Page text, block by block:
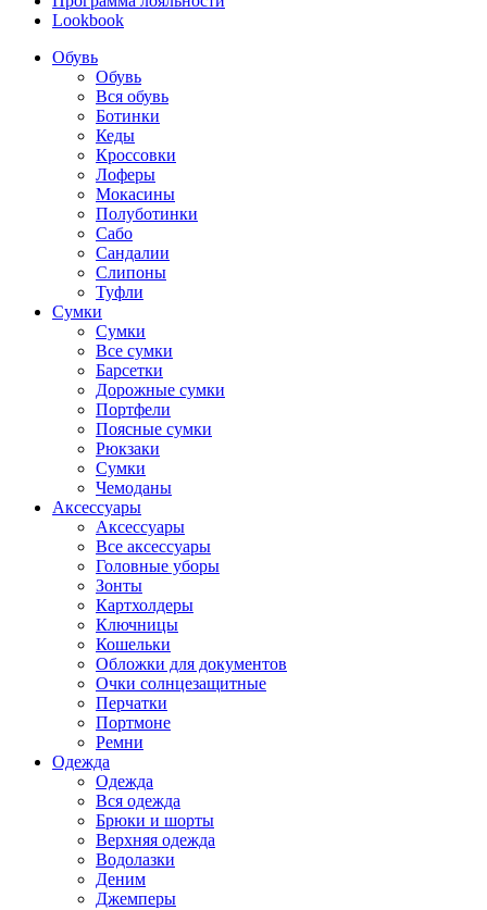
Lookbook
Обувь
Обувь
Вся обувь
Ботинки
Кеды
Кроссовки
Лоферы
Мокасины
Полуботинки
Сабо
Сандалии
Слипоны
Туфли
Сумки
Сумки
Все сумки
Барсетки
Дорожные сумки
Портфели
Поясные сумки
Рюкзаки
Сумки
Чемоданы
Аксессуары
Аксессуары
Все аксессуары
Головные уборы
Зонты
Картхолдеры
Ключницы
Кошельки
Обложки для документов
Очки солнцезащитные
Перчатки
Портмоне
Ремни
Одежда
Одежда
Вся одежда
Брюки и шорты
Верхняя одежда
Водолазки
Деним
Джемперы